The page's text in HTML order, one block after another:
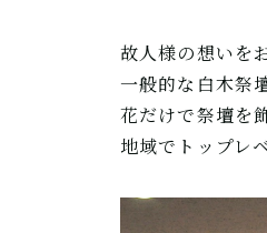
故人様の想いを
一般的な白木祭
花だけで祭壇を
地域でトップレ